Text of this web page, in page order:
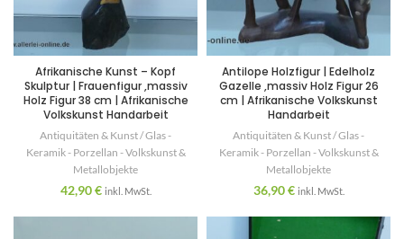
Afrikanische Kunst – Kopf
Skulptur | Frauenfigur ,massiv
Holz Figur 38 cm | Afrikanische
Volkskunst Handarbeit
Antiquitäten & Kunst / Glas -
Keramik - Porzellan - Volkskunst &
Metallobjekte
42,90€ inkl. MwSt.
Antilope Holzfigur | Edelholz
Gazelle ,massiv Holz Figur 26
cm | Afrikanische Volkskunst
Handarbeit
Antiquitäten & Kunst / Glas -
Keramik - Porzellan - Volkskunst &
Metallobjekte
36,90€ inkl. MwSt.